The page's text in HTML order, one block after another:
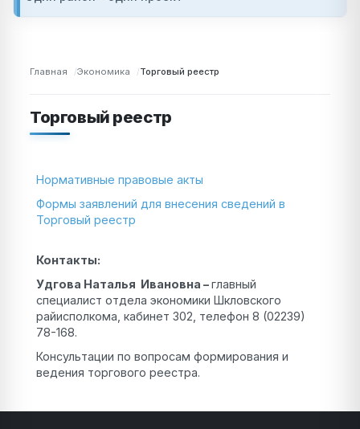
Главная Экономика Торговый реестр
Торговый реестр
Нормативные правовые акты
Формы заявлений для внесения сведений в
Торговый реестр
Контакты:
Удгова Наталья Ивановна –главный
специалист отдела экономики Шкловского
райисполкома, кабинет 302, телефон 8 (02239)
78-168.
Консультации по вопросам формирования и
ведения торгового реестра.